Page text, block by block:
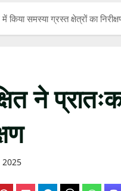
किया समस्या ग्रस्त क्षेत्रों का
ने